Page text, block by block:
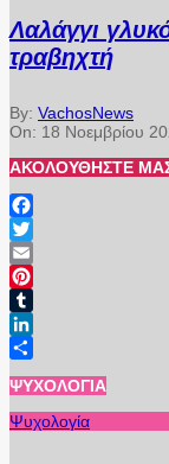
Λαλάγγι
τραβηχτή
By: VachosNews
On: 18 Νοεμβρίου
ΑΚΟΛΟΥΘΉΣΤΕ
Facebook
Twitter
Email
Pinterest
Tumblr
LinkedIn
ΨΥΧΟΛΟΓΊΑ
Ψυχολογία